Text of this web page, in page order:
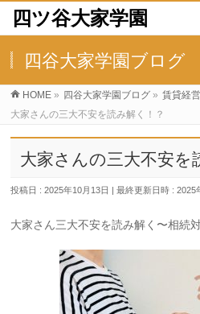
四ツ谷大家学園
四谷大家学園ブログ
HOME » 四谷大家学園ブログ » 賃貸経営
大家さんの三大不安を読み解く！？
大家さんの三大不安を
投稿日 : 2025年10月13日 最終更新日時 : 2025
大家さん三大不安を読み解く〜相続